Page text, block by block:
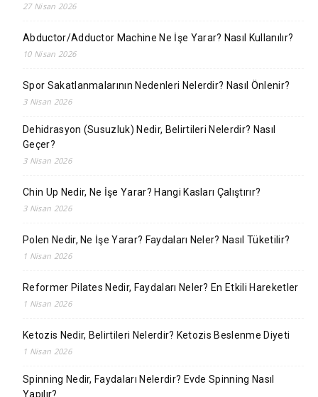
27 Nisan 2026
Abductor/Adductor Machine Ne İşe Yarar? Nasıl Kullanılır?
10 Nisan 2026
Spor Sakatlanmalarının Nedenleri Nelerdir? Nasıl Önlenir?
3 Nisan 2026
Dehidrasyon (Susuzluk) Nedir, Belirtileri Nelerdir? Nasıl
Geçer?
3 Nisan 2026
Chin Up Nedir, Ne İşe Yarar? Hangi Kasları Çalıştırır?
3 Nisan 2026
Polen Nedir, Ne İşe Yarar? Faydaları Neler? Nasıl Tüketilir?
1 Nisan 2026
Reformer Pilates Nedir, Faydaları Neler? En Etkili Hareketler
1 Nisan 2026
Ketozis Nedir, Belirtileri Nelerdir? Ketozis Beslenme Diyeti
1 Nisan 2026
Spinning Nedir, Faydaları Nelerdir? Evde Spinning Nasıl
Yapılır?